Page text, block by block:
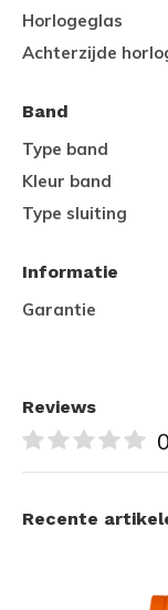
Horlogeglas
Achterzijde
Band
Type band
Kleur band
Type sluiting
Informatie
Garantie
Reviews
0
Recente